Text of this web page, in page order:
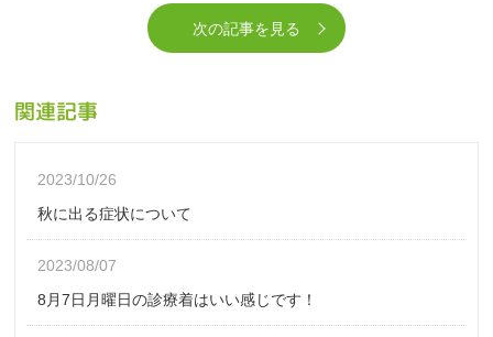
次の記事を見る
関連記事
2023/10/26
秋に出る症状について
2023/08/07
8月7日月曜日の診療着はいい感じです！